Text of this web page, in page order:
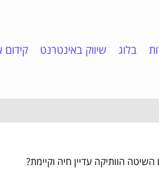
בלוג שיווק באינטרנט קידום
הוותיקה עדיין חיה וקיימת?